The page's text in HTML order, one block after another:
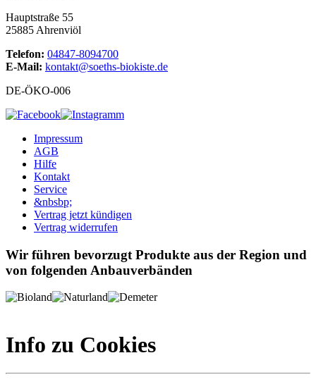
Hauptstraße 55
25885 Ahrenviöl
Telefon: 04847-8094700
E-Mail: kontakt@soeths-biokiste.de
DE-ÖKO-006
Impressum
AGB
Hilfe
Kontakt
Service
&nbsbp;
Vertrag jetzt kündigen
Vertrag widerrufen
Wir führen bevorzugt Produkte aus der Region und
von folgenden Anbauverbänden
Info zu Cookies